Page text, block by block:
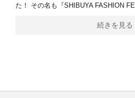
た！ その名も『SHIBUYA FASHION
続きを見る